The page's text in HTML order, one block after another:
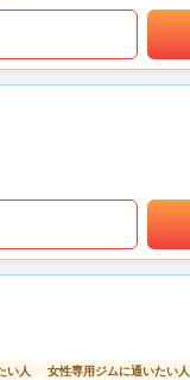
い人 女性専用ジムに通いたい人